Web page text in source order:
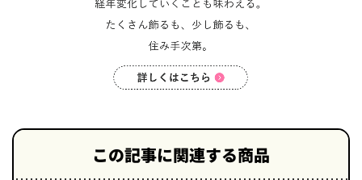
この記事に関連する商品